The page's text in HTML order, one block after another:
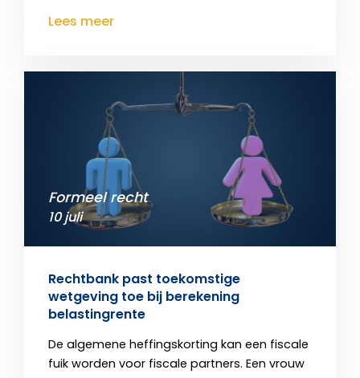
Lees meer
Formeel recht
10 juli
Rechtbank past toekomstige
wetgeving toe bij berekening
belastingrente
De algemene heffingskorting kan een fiscale
fuik worden voor fiscale partners. Een vrouw